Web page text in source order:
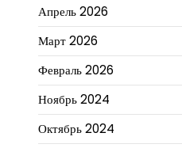
Апрель 2026
Март 2026
Февраль 2026
Ноябрь 2024
Октябрь 2024